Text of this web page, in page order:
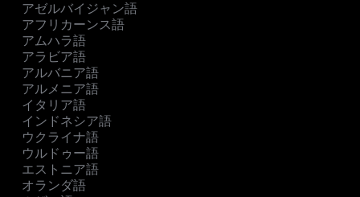
アゼルバイジャン語
アフリカーンス語
アムハラ語
アラビア語
アルバニア語
アルメニア語
イタリア語
インドネシア語
ウクライナ語
ウルドゥー語
エストニア語
オランダ語